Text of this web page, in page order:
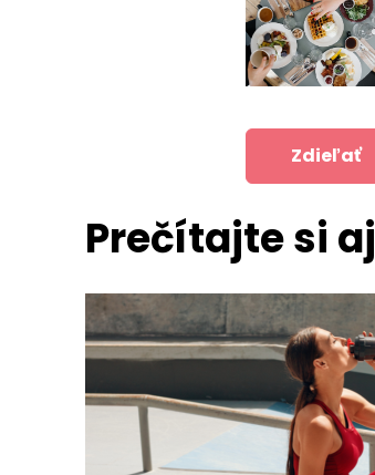
Zdieľať
Prečítajte si aj